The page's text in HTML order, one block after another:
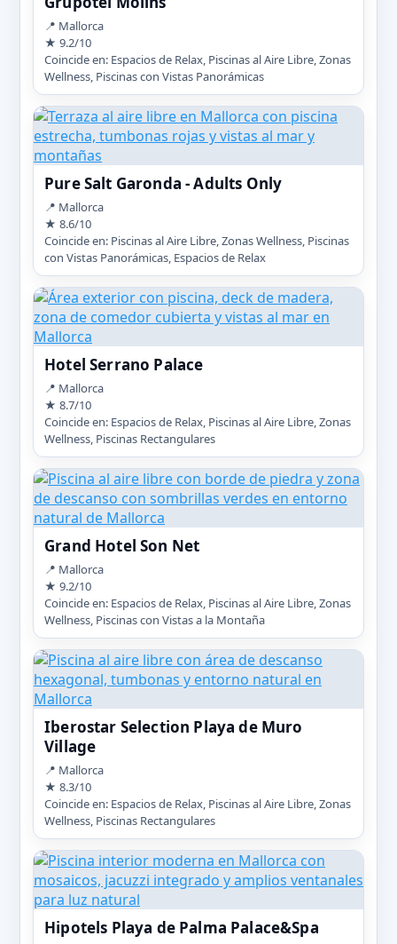
📍 Mallorca
★ 9.2/10
Coincide en: Espacios de Relax, Piscinas al Aire Libre, Zonas
Wellness, Piscinas con Vistas Panorámicas
Pure Salt Garonda - Adults Only
📍 Mallorca
★ 8.6/10
Coincide en: Piscinas al Aire Libre, Zonas Wellness, Piscinas
con Vistas Panorámicas, Espacios de Relax
Hotel Serrano Palace
📍 Mallorca
★ 8.7/10
Coincide en: Espacios de Relax, Piscinas al Aire Libre, Zonas
Wellness, Piscinas Rectangulares
Grand Hotel Son Net
📍 Mallorca
★ 9.2/10
Coincide en: Espacios de Relax, Piscinas al Aire Libre, Zonas
Wellness, Piscinas con Vistas a la Montaña
Iberostar Selection Playa de Muro
Village
📍 Mallorca
★ 8.3/10
Coincide en: Espacios de Relax, Piscinas al Aire Libre, Zonas
Wellness, Piscinas Rectangulares
Hipotels Playa de Palma Palace&Spa